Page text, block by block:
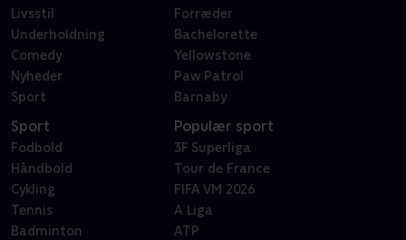
Livsstil
Underholdning
Comedy
Nyheder
Sport
Forræder
Bachelorette
Yellowstone
Paw Patrol
Barnaby
Sport
Fodbold
Håndbold
Cykling
Tennis
Badminton
Populær sport
3F Superliga
Tour de France
FIFA VM 2026
A Liga
ATP